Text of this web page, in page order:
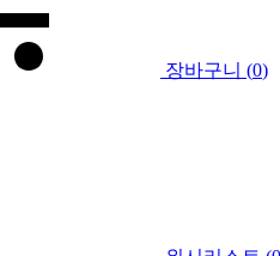
장바구니 (0)